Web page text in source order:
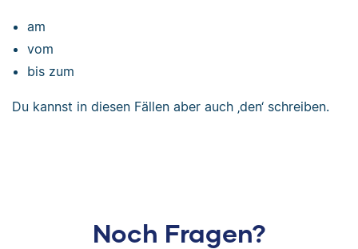
am
vom
bis zum
Du kannst in diesen Fällen aber auch ‚den‘ schreiben.
Noch Fragen?